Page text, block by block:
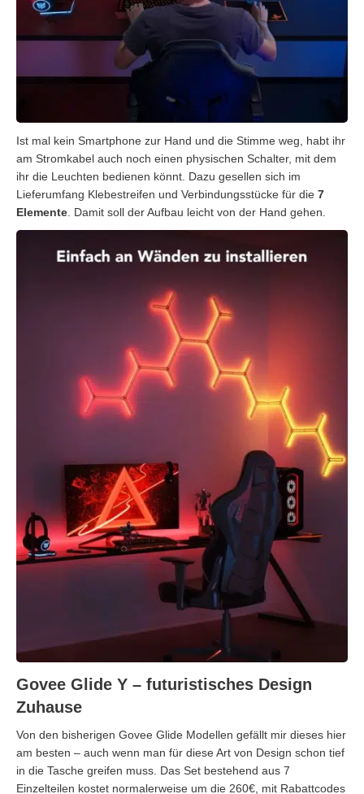
Ist mal kein Smartphone zur Hand und die Stimme weg, habt ihr
am Stromkabel auch noch einen physischen Schalter, mit dem
ihr die Leuchten bedienen könnt. Dazu gesellen sich im
Lieferumfang Klebestreifen und Verbindungsstücke für die 7
Elemente . Damit soll der Aufbau leicht von der Hand gehen.
Govee Glide Y – futuristisches Design
Zuhause
Von den bisherigen Govee Glide Modellen gefällt mir dieses hier
am besten – auch wenn man für diese Art von Design schon tief
in die Tasche greifen muss. Das Set bestehend aus 7
Einzelteilen kostet normalerweise um die 260€, mit Rabattcodes